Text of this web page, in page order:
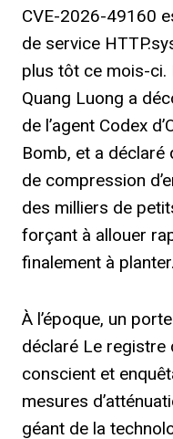
CVE-2026-49160
de service
plus tôt ce mois-ci.
Quang Luong a
de l’agent Codex
Bomb, et a déclaré
de compression
des milliers de
forçant à allouer
finalement à planter.
À l’époque, un
déclaré Le registre
conscient et
mesures
géant de la